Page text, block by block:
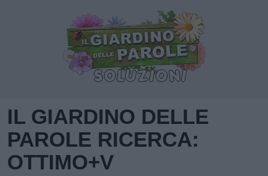
IL GIARDINO DELLE
PAROLE RICERCA:
OTTIMO+V